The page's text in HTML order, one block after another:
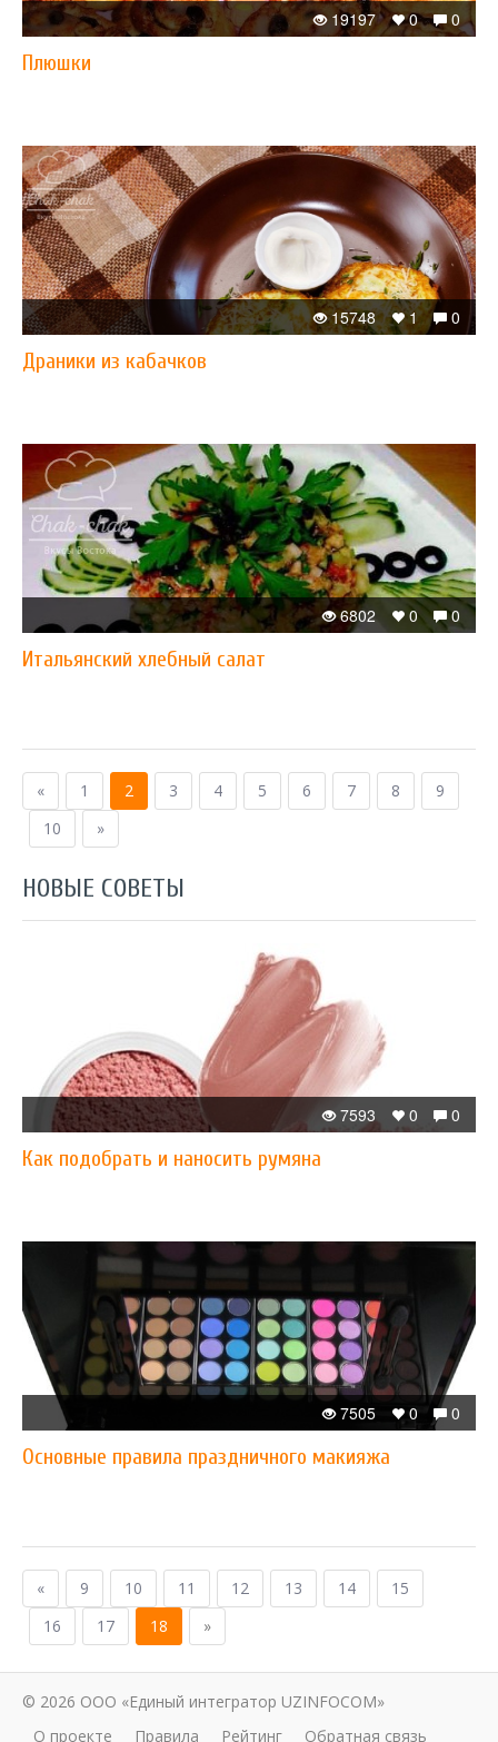
0
0
19197
Плюшки
0
1
15748
Драники из кабачков
0
0
6802
Итальянский хлебный салат
« 1 2 3 4 5 6 7 8
9
10
»
НОВЫЕ СОВЕТЫ
0
0
7593
Как подобрать и наносить румяна
0
0
7505
Основные правила праздничного макияжа
« 9 10 11 12 13 14
15
16
17 18 »
© 2026 ООО «Единый интегратор UZINFOCOM»
О проекте
Правила Рейтинг Обратная связь